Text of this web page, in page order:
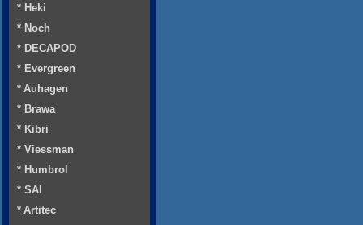
* Heki
* Noch
* DECAPOD
* Evergreen
* Auhagen
* Brawa
* Kibri
* Viessman
* Humbrol
* SAI
* Artitec